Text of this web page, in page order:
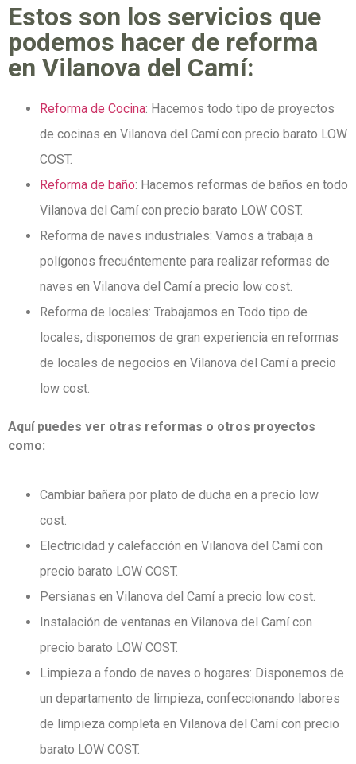
Estos son los servicios que
podemos hacer de reforma
en Vilanova del Camí:
Reforma de Cocina: Hacemos todo tipo de proyectos
de cocinas en Vilanova del Camí con precio barato LOW
COST.
Reforma de baño: Hacemos reformas de baños en todo
Vilanova del Camí con precio barato LOW COST.
Reforma de naves industriales: Vamos a trabaja a
polígonos frecuéntemente para realizar reformas de
naves en Vilanova del Camí a precio low cost.
Reforma de locales: Trabajamos en Todo tipo de
locales, disponemos de gran experiencia en reformas
de locales de negocios en Vilanova del Camí a precio
low cost.
Aquí puedes ver otras reformas o otros proyectos
como:
Cambiar bañera por plato de ducha en a precio low
cost.
Electricidad y calefacción en Vilanova del Camí con
precio barato LOW COST.
Persianas en Vilanova del Camí a precio low cost.
Instalación de ventanas en Vilanova del Camí con
precio barato LOW COST.
Limpieza a fondo de naves o hogares: Disponemos de
un departamento de limpieza, confeccionando labores
de limpieza completa en Vilanova del Camí con precio
barato LOW COST.